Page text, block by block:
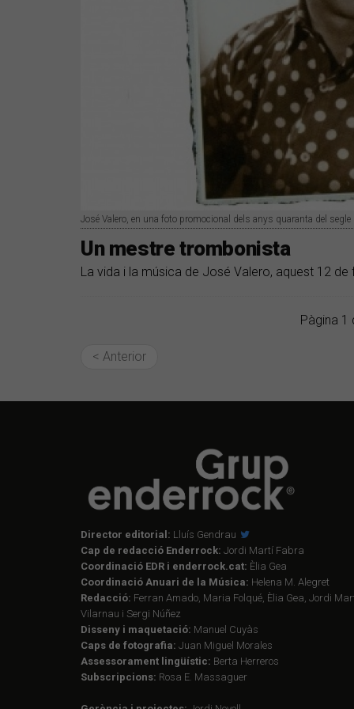
José Valero, en una foto promocional dels anys quaranta del
Un mestre trombonista
La vida i la música de José Valero, aquest 12
Pàgina 1
< Anterior
Director editorial: Lluís Gendrau
Cap de redacció Enderrock: Jordi Martí Fabra
Coordinació EDR i enderrock.cat: Èlia Gea
Coordinació Anuari de la Música: Helena M. Alegret
Redacció: Ferran Amado, Maria Folqué, Èlia Gea, Jordi
Vilarnau i Sergi Núñez
Disseny i maquetació: Manuel Cuyàs
Caps de fotografia: Juan Miguel Morales
Assessorament lingüístic: Berta Herreros
Subscripcions: Rosa E. Massaguer